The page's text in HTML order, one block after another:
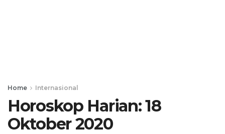
Home Internasional
Horoskop Harian: 18
Oktober 2020